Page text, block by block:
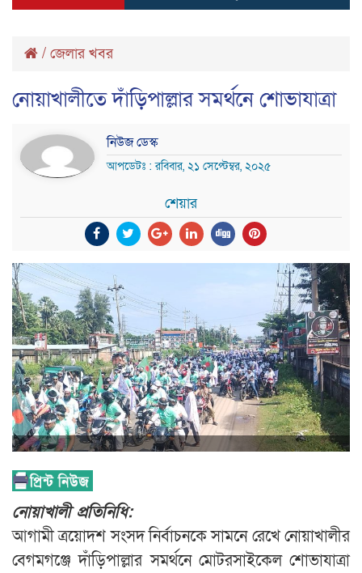
/ জেলার খবর
নোয়াখালীতে দাঁড়িপাল্লার সমর্থনে শোভাযাত্রা
নিউজ ডেস্ক
আপডেটঃ : রবিবার, ২১ সেপ্টেম্বর, ২০২৫
শেয়ার
নোয়াখালী প্রতিনিধি:
আগামী ত্রয়োদশ সংসদ নির্বাচনকে সামনে রেখে নোয়াখালীর
বেগমগঞ্জে দাঁড়িপাল্লার সমর্থনে মোটরসাইকেল শোভাযাত্রা